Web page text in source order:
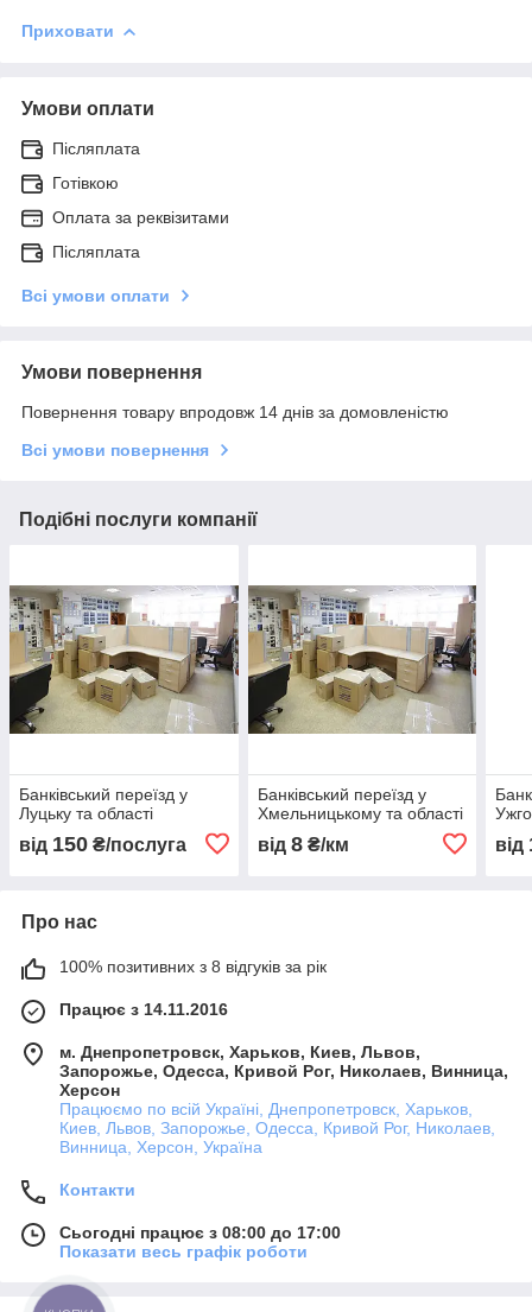
Приховати
Умови оплати
Післяплата
Готівкою
Оплата за реквізитами
Післяплата
Всі умови оплати
Умови повернення
Повернення товару впродовж 14 днів за домовленістю
Всі умови повернення
Подібні послуги компанії
Банківський переїзд у
Луцьку та області
від 150 ₴/послуга
Банківський переїзд у
Хмельницькому та області
від 8₴/км від
Про нас
100% позитивних з 8 відгуків за рік
Працює з 14.11.2016
м. Днепропетровск, Харьков, Киев, Львов,
Запорожье, Одесса, Кривой Рог, Николаев, Винница,
Херсон
Працюємо по всій Україні, Днепропетровск, Харьков,
Киев, Львов, Запорожье, Одесса, Кривой Рог, Николаев,
Винница, Херсон, Україна
Контакти
Сьогодні працює з 08:00 до 17:00
Показати весь графік роботи